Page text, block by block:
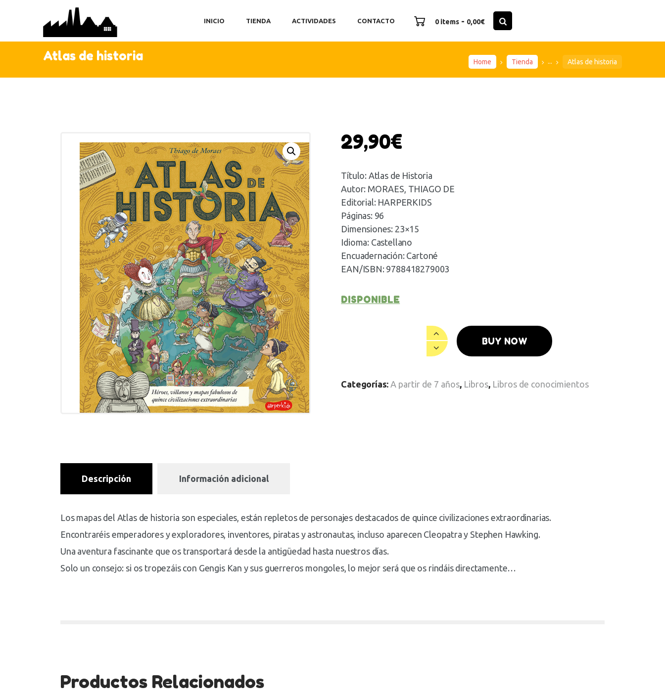
INICIO TIENDA ACTIVIDADES CONTACTO 0 items - 0,00€
Atlas de historia Home Tienda ... Atlas de historia
TIENDA
ACTIVIDADES
29,90€
Título: Atlas de Historia
Autor: MORAES, THIAGO DE
Editorial: HARPERKIDS
Páginas: 96
Dimensiones: 23×15
Idioma: Castellano
Encuadernación: Cartoné
EAN/ISBN: 9788418279003
DISPONIBLE
BUY NOW
Categorías:A partir de 7 años, Libros, Libros de conocimientos
Descripción Información adicional
Los mapas del Atlas de historia son especiales, están repletos de personajes destacados de quince civilizaciones extraordinarias.
Encontraréis emperadores y exploradores, inventores, piratas y astronautas, incluso aparecen Cleopatra y Stephen Hawking.
Una aventura fascinante que os transportará desde la antigüedad hasta nuestros días.
Solo un consejo: si os tropezáis con Gengis Kan y sus guerreros mongoles, lo mejor será que os rindáis directamente…
Productos Relacionados